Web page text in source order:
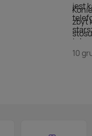
jest
zbyt
10